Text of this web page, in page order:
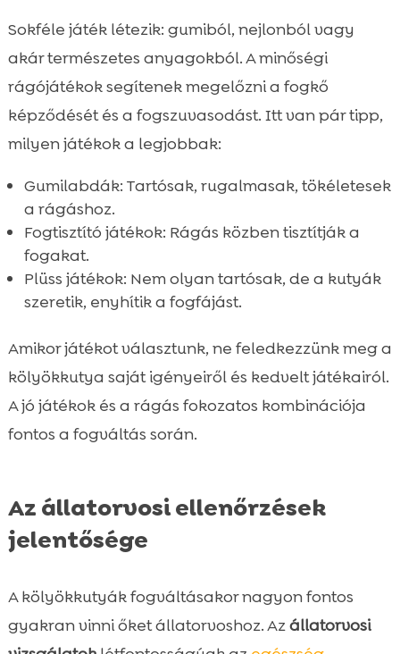
Sokféle játék létezik: gumiból, nejlonból vagy
akár természetes anyagokból. A minőségi
rágójátékok segítenek megelőzni a fogkő
képződését és a fogszuvasodást. Itt van pár tipp,
milyen játékok a legjobbak:
Gumilabdák: Tartósak, rugalmasak, tökéletesek
a rágáshoz.
Fogtisztító játékok: Rágás közben tisztítják a
fogakat.
Plüss játékok: Nem olyan tartósak, de a kutyák
szeretik, enyhítik a fogfájást.
Amikor játékot választunk, ne feledkezzünk meg a
kölyökkutya saját igényeiről és kedvelt játékairól.
A jó játékok és a rágás fokozatos kombinációja
fontos a fogváltás során.
Az állatorvosi ellenőrzések
jelentősége
A kölyökkutyák fogváltásakor nagyon fontos
gyakran vinni őket állatorvoshoz. Azállatorvosi